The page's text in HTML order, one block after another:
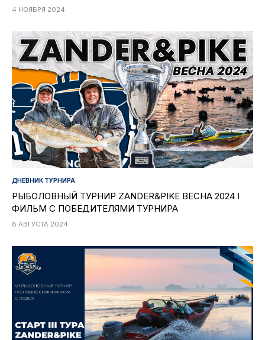
4 НОЯБРЯ 2024
ДНЕВНИК ТУРНИРА
РЫБОЛОВНЫЙ ТУРНИР ZANDER&PIKE ВЕСНА 2024 I
ФИЛЬМ С ПОБЕДИТЕЛЯМИ ТУРНИРА
8 АВГУСТА 2024